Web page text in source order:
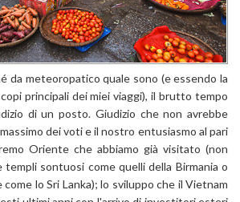
da meteoropatico quale sono (e essendo la
principali dei miei viaggi), il brutto tempo
di un posto. Giudizio che non avrebbe
dei voti e il nostro entusiasmo al pari
Oriente che abbiamo già visitato (non
sontuosi come quelli della Birmania o
lo Sri Lanka); lo sviluppo che il Vietnam